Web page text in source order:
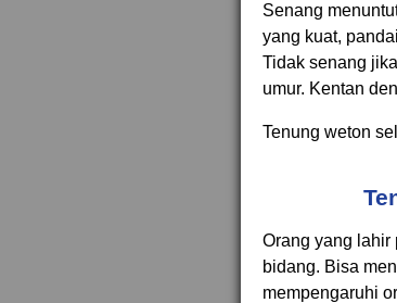
Senang
yang kuat,
Tidak senang
umur. Kentan
Tenung weton
Orang yang lahir
bidang. Bisa
mempengaruhi